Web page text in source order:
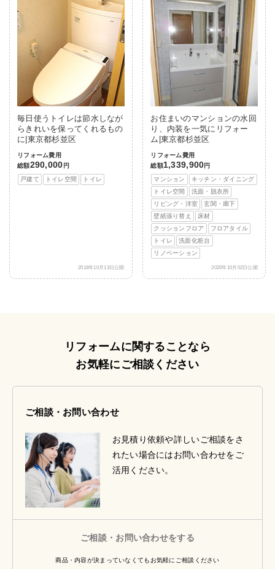
毎日使うトイレは節水しなが
らきれいを保ってくれるもの
に|東京都杉並区
リフォーム費用
総額290,000 円
戸建て
トイレ空間 トイレ
2018年10月13日公開
お住まいのマンションの水回
り、内装を一気にリフォー
ム|東京都杉並区
リフォーム費用
総額1,339,900円
マンション
キッチン・ダイニング
トイレ空間
洗面・脱衣所
リビング・洋室
玄関・廊下
壁紙張り替え
床材
クッションフロア
フロアタイル
トイレ
洗面化粧台
リノベーション
2020年10月02日公開
リフォームに関することなら
お気軽にご相談ください
ご相談・お問い合わせ
お見積り依頼や詳しいご相談をさ
れたい場合にはお問い合わせをご
活用ください。
ご相談・お問い合わせをする
商品・内容が決まっていなくてもお気軽にご相談ください